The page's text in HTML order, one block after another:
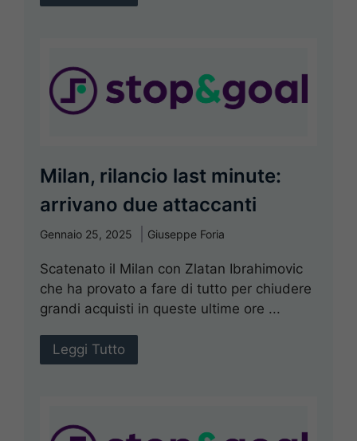
Milan, rilancio last minute:
arrivano due attaccanti
Gennaio 25, 2025 Giuseppe Foria
Scatenato il Milan con Zlatan Ibrahimovic
che ha provato a fare di tutto per chiudere
grandi acquisti in queste ultime ore ...
Leggi Tutto